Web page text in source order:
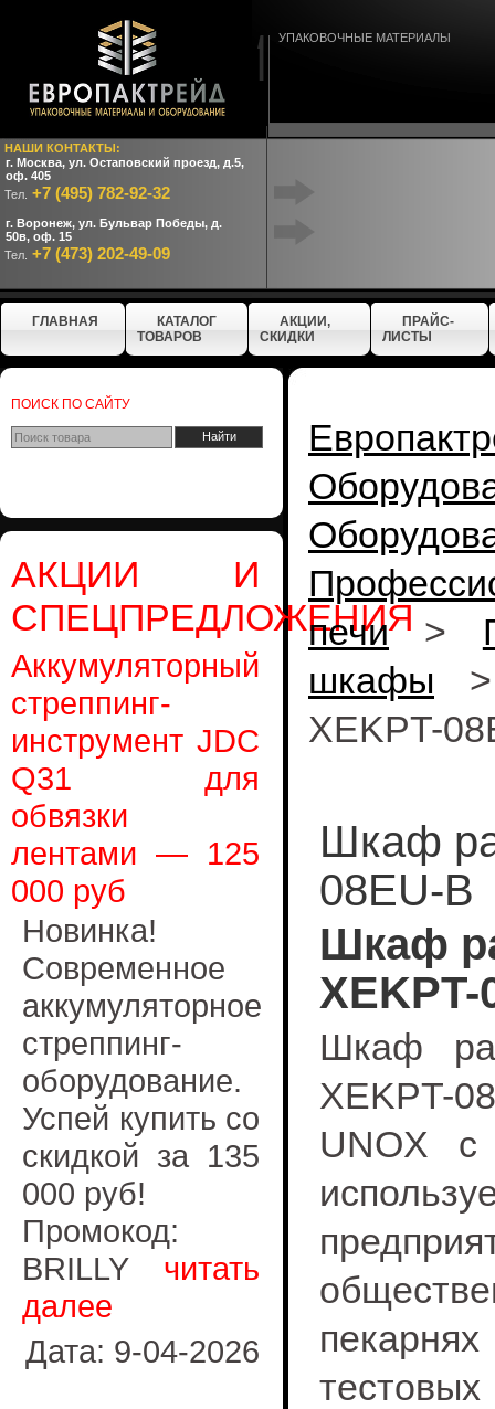
НАШИ КОНТАКТЫ:
г. Москва, ул. Остаповский проезд, д.5,
оф. 405
Тел. +7 (495) 782-92-32
г. Воронеж, ул. Бульвар Победы, д.
50в, оф. 15
Тел. +7 (473) 202-49-09
УПАКОВОЧНЫЕ МАТЕРИАЛЫ
ГЛАВНАЯ
КАТАЛОГ
ТОВАРОВ
АКЦИИ,
СКИДКИ
ПРАЙС-
ЛИСТЫ
ПОИСК ПО САЙТУ
АКЦИИ И
СПЕЦПРЕДЛОЖЕНИЯ
Аккумуляторный
стреппинг-
инструмент JDC
Q31 для
обвязки
лентами — 125
000 руб
Новинка!
Современное
аккумуляторное
стреппинг-
оборудование.
Успей купить со
скидкой за 135
000 руб!
Промокод:
BRILLY читать
далее
Дата: 9-04-2026
печи>
шкафы
XEKPT-
Шкаф
08EU-B
Шкаф
XEKPT-
Шкаф
XEKPT-
UNOX с